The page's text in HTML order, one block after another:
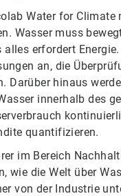
Water for
Wasser muss
alles erfordert
an, die
Darüber hinaus
innerhalb des
quantifizieren.
im Bereich
wie die Welt über
von der Industrie